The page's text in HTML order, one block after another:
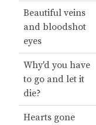
Beautiful veins
and bloodshot
eyes
Why'd you have
to go and let it
die?
Hearts gone